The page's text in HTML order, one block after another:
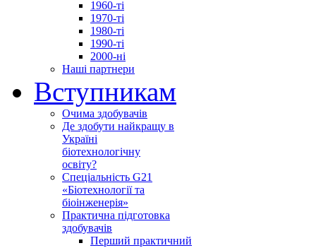
1960-ті
1970-ті
1980-ті
1990-ті
2000-ні
Наші партнери
Вступникам
Очима здобувачів
Де здобути найкращу в
Україні
біотехнологічну
освіту?
Спеціальність G21
«Біотехнології та
біоінженерія»
Практична підготовка
здобувачів
Перший практичний